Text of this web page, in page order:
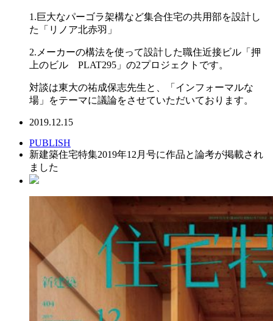
1.巨大なパーゴラ架構など集合住宅の共用部を設計し
た「リノア北赤羽」
2.メーカーの構法を使って設計した職住近接ビル「押
上のビル PLAT295」の2プロジェクトです。
対談は東大の祐成保志先生と、「インフォーマルな
場」をテーマに議論をさせていただいております。
2019.12.15
PUBLISH
新建築住宅特集2019年12月号に作品と論考が掲載され
ました